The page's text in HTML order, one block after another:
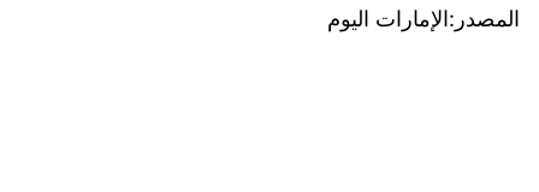
المصدر:الإمارات اليوم